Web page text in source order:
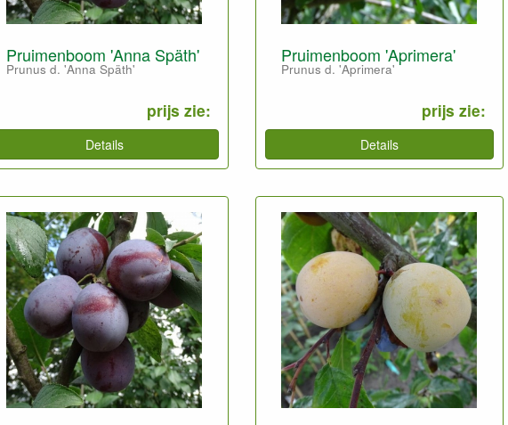
Pruimenboom 'Anna Späth'
Prunus d. 'Anna Späth'
prijs zie:
Details
Pruimenboom 'Aprimera'
Prunus d. 'Aprimera'
prijs zie:
Details